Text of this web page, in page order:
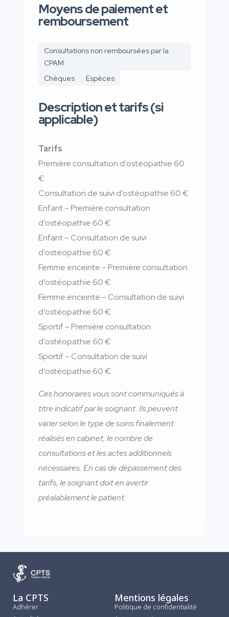
Moyens de paiement et
remboursement
Consultations non remboursées par la
CPAM
Chèques
Espèces
Description et tarifs (si
applicable)
Tarifs
Première consultation d’ostéopathie 60
€
Consultation de suivi d’ostéopathie 60 €
Enfant – Première consultation
d’ostéopathie 60 €
Enfant – Consultation de suivi
d’ostéopathie 60 €
Femme enceinte – Première consultation
d’ostéopathie 60 €
Femme enceinte – Consultation de suivi
d’ostéopathie 60 €
Sportif – Première consultation
d’ostéopathie 60 €
Sportif – Consultation de suivi
d’ostéopathie 60 €
Ces honoraires vous sont communiqués à
titre indicatif par le soignant. Ils peuvent
varier selon le type de soins finalement
réalisés en cabinet, le nombre de
consultations et les actes additionnels
nécessaires. En cas de dépassement des
tarifs, le soignant doit en avertir
préalablement le patient.
La CPTS
Adhérer
Mentions légales
Politique de confidentialité